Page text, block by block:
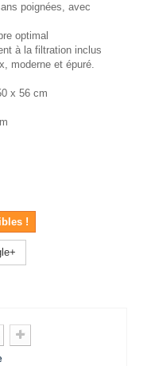
poignées, avec
optimal
à la filtration inclus
moderne et épuré.
x 56 cm
!